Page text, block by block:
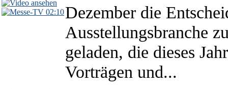
02:10Dezember die
Ausstellungsbranche
geladen, die dieses
Vorträgen und...